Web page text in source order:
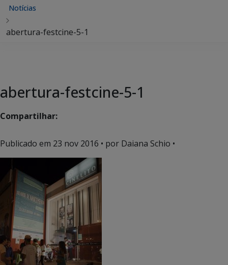
Notícias
abertura-festcine-5-1
abertura-festcine-5-1
Compartilhar:
Publicado em 23 nov 2016 • por Daiana Schio •